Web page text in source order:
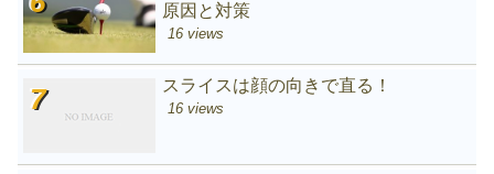
原因と対策
16 views
スライスは顔の向きで直る！
16 views